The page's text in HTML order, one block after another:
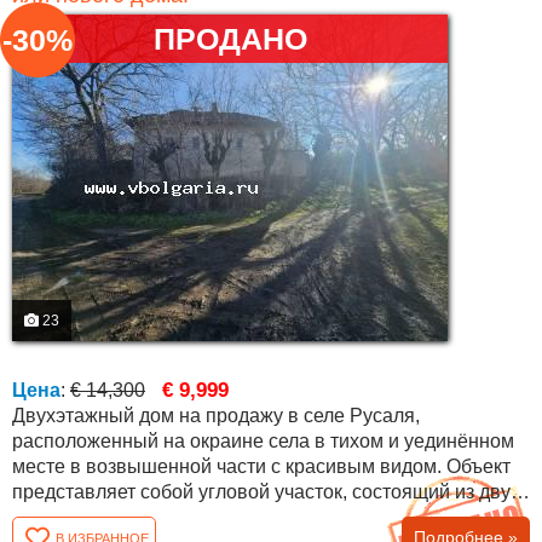
ПРОДАНО
23
-30%
Цена: € 14,300 € 9,999
Двухэтажный дом на продажу в селе Русаля,
расположенный на окраине села в тихом и уединённом
месте в возвышенной части с красивым видом. Объект
представляет собой угловой участок, состоящий из двух
отдельных участков, граничащих друг с другом — один
В ИЗБРАННОЕ Подробнее »